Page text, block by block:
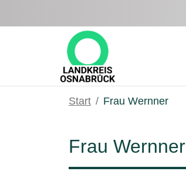
Start Frau Wernner
Frau Wernner